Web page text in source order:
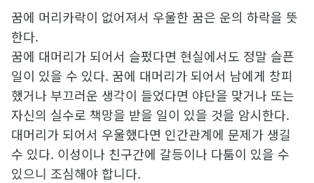
꿈에 머리카락이 없어져서 우울한 꿈은 운의 하락을 뜻
한다.
꿈에 대머리가 되어서 슬펐다면 현실에서도 정말 슬픈
일이 있을 수 있다. 꿈에 대머리가 되어서 남에게 창피
했거나 부끄러운 생각이 들었다면 야단을 맞거나 또는
자신의 실수로 책망을 받을 일이 있을 것을 암시한다.
대머리가 되어서 우울했다면 인간관계에 문제가 생길
수 있다. 이성이나 친구간에 갈등이나 다툼이 있을 수
있으니 조심해야 합니다.